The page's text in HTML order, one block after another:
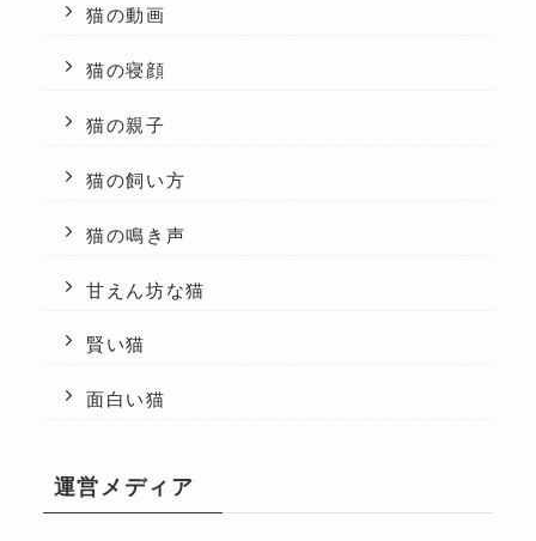
猫の動画
猫の寝顔
猫の親子
猫の飼い方
猫の鳴き声
甘えん坊な猫
賢い猫
面白い猫
運営メディア